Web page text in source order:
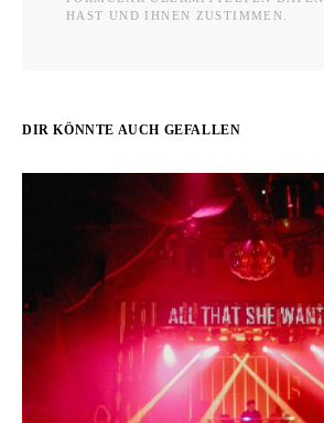
HAST UND IHNEN ZUSTIMMEN.
DIR KÖNNTE AUCH GEFALLEN